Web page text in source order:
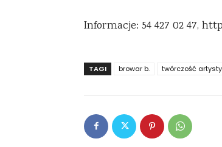
Informacje: 54 427 02 47,
TAGI browar b. twórczość